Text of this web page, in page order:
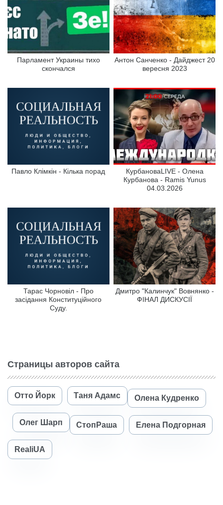
Парламент Украины тихо
скончался
Антон Санченко - Дайджест 20
вересня 2023
Павло Клімкін - Кілька порад
КурбановаLIVE - Олена
Курбанова - Ramis Yunus
04.03.2026
Тарас Чорновіл - Про
засідання Конституційного
Суду.
Дмитро "Калинчук" Вовнянко -
ФІНАЛ ДИСКУСІЇ
Страницы авторов сайта
Отто Йорк Таня Адамс Олена Кудренко
Олег Шарп СтопРаша Елена Подгорная
RealiUA